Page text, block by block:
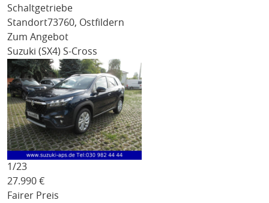
Schaltgetriebe
Standort73760, Ostfildern
Zum Angebot
Suzuki (SX4) S-Cross
1/23
27.990 €
Fairer Preis